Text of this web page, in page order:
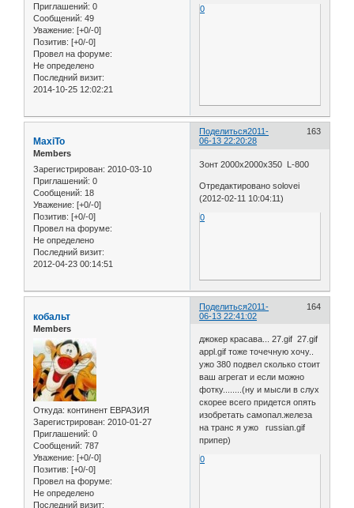
Приглашений: 0
Сообщений: 49
Уважение: [+0/-0]
Позитив: [+0/-0]
Провел на форуме:
Не определено
Последний визит:
2014-10-25 12:02:21
0
Поделиться 163
2011-
06-13 22:20:28
MaxiTo
Members
Зарегистрирован: 2010-03-10
Приглашений: 0
Сообщений: 18
Уважение: [+0/-0]
Позитив: [+0/-0]
Провел на форуме:
Не определено
Последний визит:
2012-04-23 00:14:51
Зонт 2000x2000x350 L-800
Отредактировано solovei
(2012-02-11 10:04:11)
0
Поделиться 164
2011-
06-13 22:41:02
кобальт
Members
Откуда: континент ЕВРАЗИЯ
Зарегистрирован: 2010-01-27
Приглашений: 0
Сообщений: 787
Уважение: [+0/-0]
Позитив: [+0/-0]
Провел на форуме:
Не определено
Последний визит:
джокер красава... 27.gif 27.gif
appl.gif тоже точечную хочу..
ужо 380 подвел сколько стоит
ваш агрегат и если можно
фотку........(ну и мысли в слух
скорее всего придется опять
изобретать самопал.железа
на транс я ужо russian.gif
припер)
0